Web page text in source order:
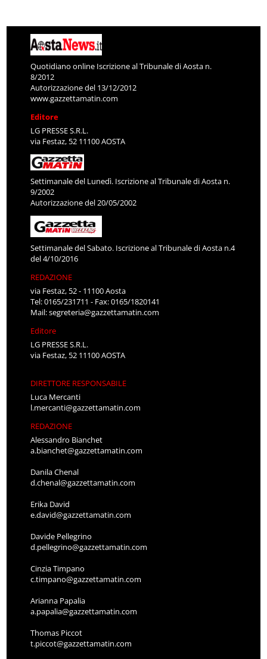
Quotidiano online Iscrizione al Tribunale di Aosta n.
8/2012
Autorizzazione del 13/12/2012
www.gazzettamatin.com
Editore
LG PRESSE S.R.L.
via Festaz, 52 11100 AOSTA
Settimanale del Lunedì. Iscrizione al Tribunale di Aosta n.
9/2002
Autorizzazione del 20/05/2002
Settimanale del Sabato. Iscrizione al Tribunale di Aosta n.4
del 4/10/2016
REDAZIONE
via Festaz, 52 - 11100 Aosta
Tel: 0165/231711 - Fax: 0165/1820141
Mail:segreteria@gazzettamatin.com
Editore
LG PRESSE S.R.L.
via Festaz, 52 11100 AOSTA
DIRETTORE RESPONSABILE
Luca Mercanti
l.mercanti@gazzettamatin.com
REDAZIONE
Alessandro Bianchet
a.bianchet@gazzettamatin.com
Danila Chenal
d.chenal@gazzettamatin.com
Erika David
e.david@gazzettamatin.com
Davide Pellegrino
d.pellegrino@gazzettamatin.com
Cinzia Timpano
c.timpano@gazzettamatin.com
Arianna Papalia
a.papalia@gazzettamatin.com
Thomas Piccot
t.piccot@gazzettamatin.com